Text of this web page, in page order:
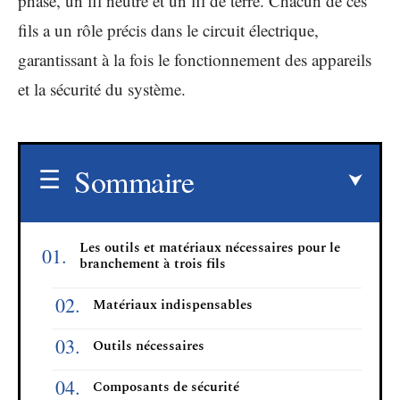
fils a un rôle précis dans le circuit électrique,
garantissant à la fois le fonctionnement des appareils
et la sécurité du système.
Sommaire
Les outils et matériaux nécessaires pour le
branchement à trois fils
Matériaux indispensables
Outils nécessaires
Composants de sécurité